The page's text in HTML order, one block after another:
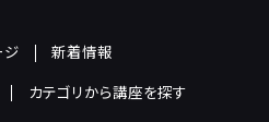
ジ 新着情報
カテゴリから講座を探す